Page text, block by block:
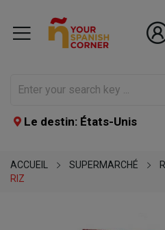
Le destin: États-Unis
ACCUEIL SUPERMARCHÉ
RIZ